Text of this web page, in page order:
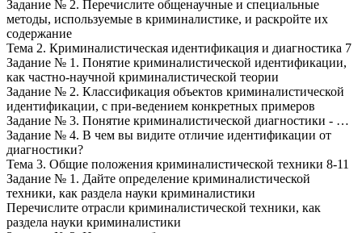
Задание № 2. Перечислите общенаучные и специальные
методы, используемые в криминалистике, и раскройте их
содержание
Тема 2. Криминалистическая идентификация и диагностика 7
Задание № 1. Понятие криминалистической идентификации,
как частно-научной криминалистической теории
Задание № 2. Классификация объектов криминалистической
идентификации, с при-ведением конкретных примеров
Задание № 3. Понятие криминалистической диагностики - …
Задание № 4. В чем вы видите отличие идентификации от
диагностики?
Тема 3. Общие положения криминалистической техники 8-11
Задание № 1. Дайте определение криминалистической
техники, как раздела науки криминалистики
Перечислите отрасли криминалистической техники, как
раздела науки криминалистики